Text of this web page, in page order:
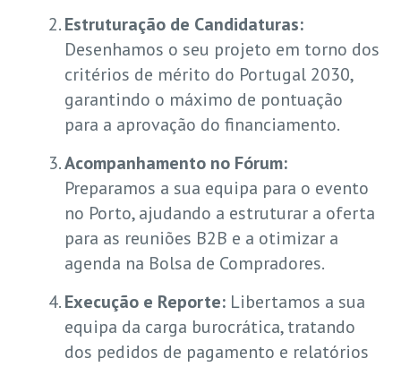
Estruturação de Candidaturas:
Desenhamos o seu projeto em torno dos
critérios de mérito do Portugal 2030,
garantindo o máximo de pontuação
para a aprovação do financiamento.
Acompanhamento no Fórum:
Preparamos a sua equipa para o evento
no Porto, ajudando a estruturar a oferta
para as reuniões B2B e a otimizar a
agenda na Bolsa de Compradores.
Execução e Reporte: Libertamos a sua
equipa da carga burocrática, tratando
dos pedidos de pagamento e relatórios